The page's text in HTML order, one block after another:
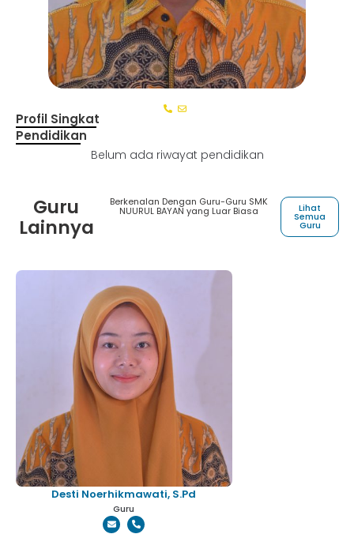
Profil Singkat
Pendidikan
Belum ada riwayat pendidikan
Guru
Lainnya
Berkenalan Dengan Guru-Guru SMK
NUURUL BAYAN yang Luar Biasa Lihat
Semua
Guru
Desti Noerhikmawati, S.Pd
Guru